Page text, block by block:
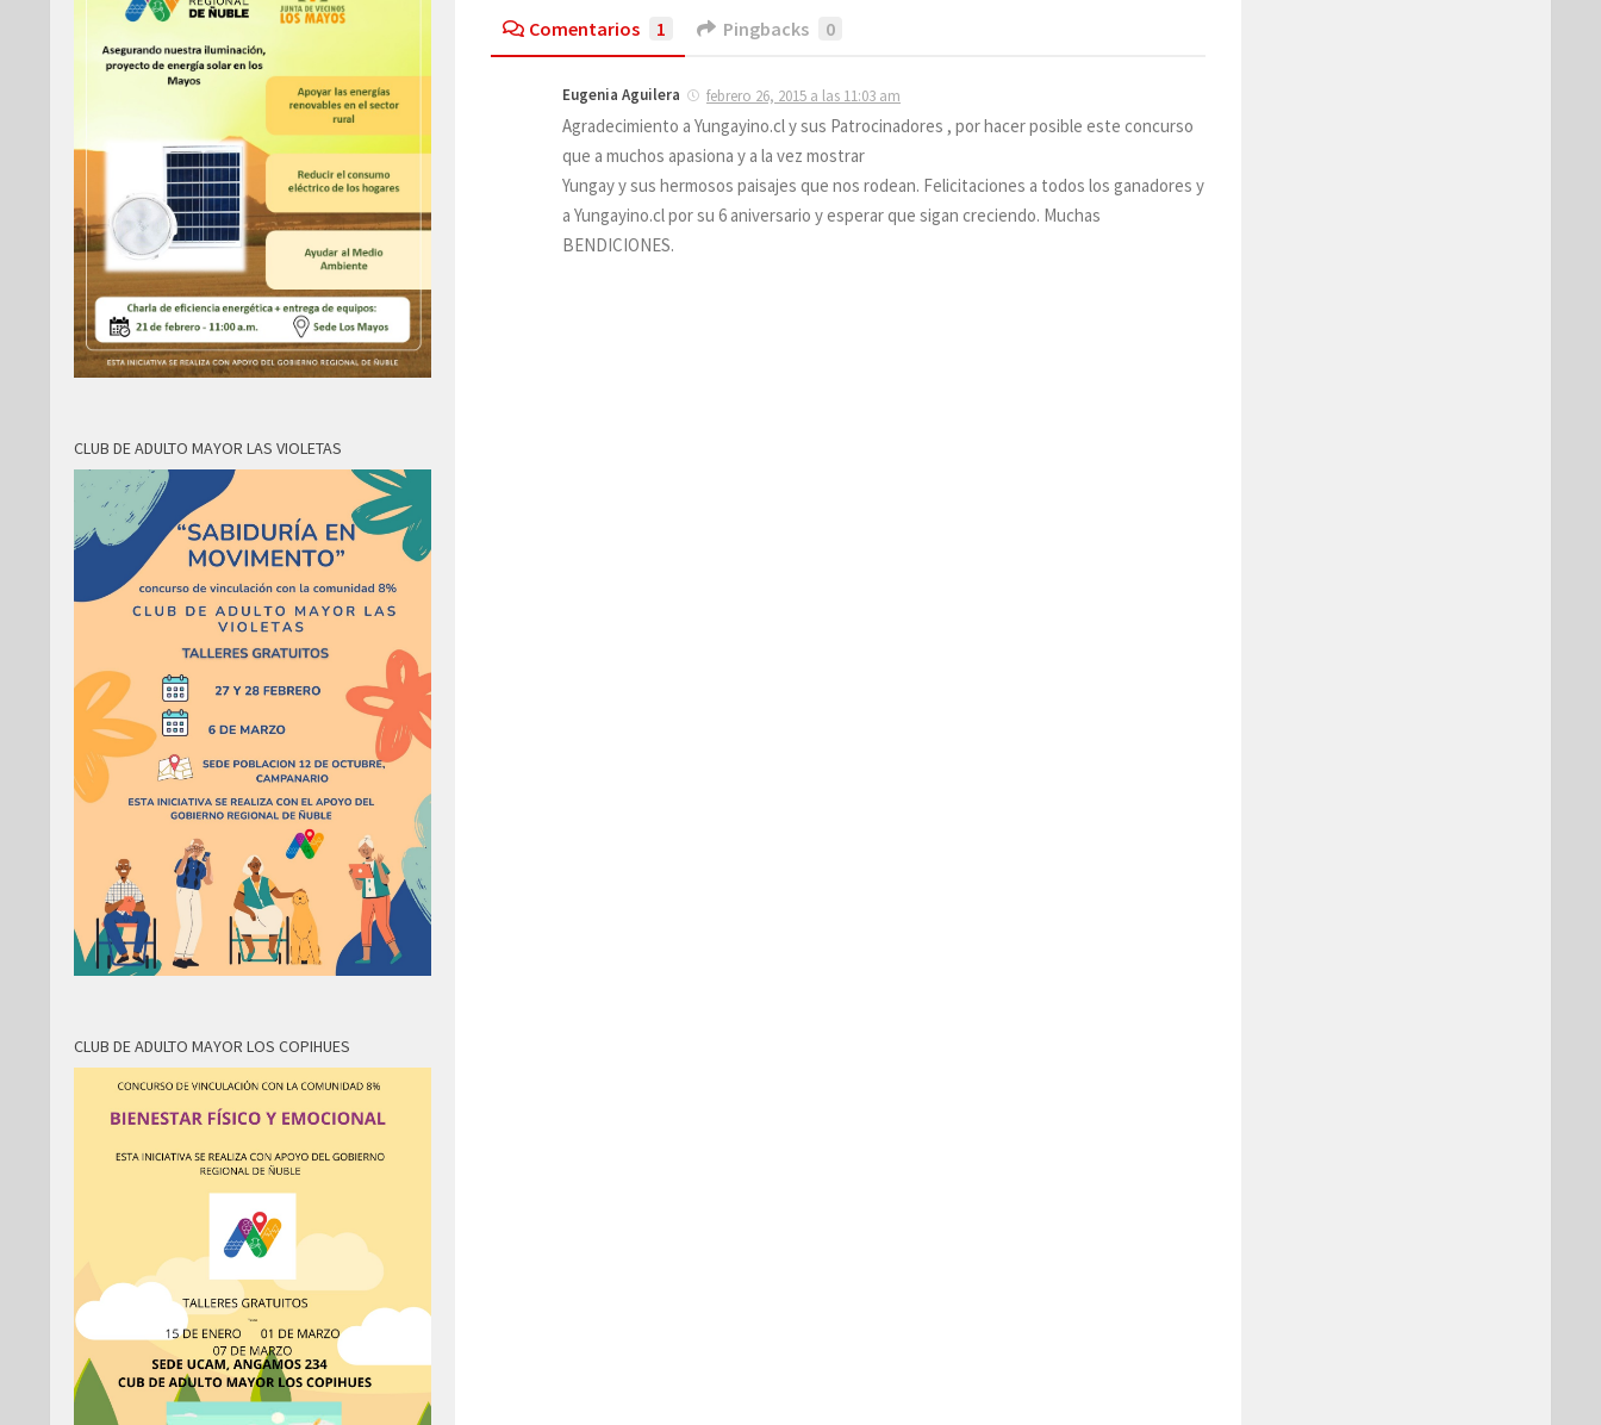
Comentarios 1 Pingbacks 0
Eugenia Aguilera febrero 26, 2015 a las 11:03 am
Agradecimiento a Yungayino.cl y sus Patrocinadores , por hacer posible este concurso
que a muchos apasiona y a la vez mostrar
Yungay y sus hermosos paisajes que nos rodean. Felicitaciones a todos los ganadores y
a Yungayino.cl por su 6 aniversario y esperar que sigan creciendo. Muchas
BENDICIONES.
CLUB DE ADULTO MAYOR LAS VIOLETAS
CLUB DE ADULTO MAYOR LOS COPIHUES